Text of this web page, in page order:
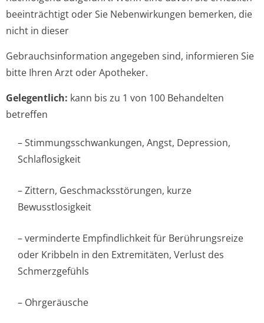
beeinträchtigt oder Sie Nebenwirkungen bemerken, die
nicht in dieser
Gebrauchsinfor­mation angegeben sind, informieren Sie
bitte Ihren Arzt oder Apotheker.
Gelegentlich: kann bis zu 1 von 100 Behandelten
betreffen
– Stimmungsschwan­kungen, Angst, Depression,
Schlaflosigkeit
– Zittern, Geschmacksstörun­gen, kurze
Bewusstlosigkeit
– verminderte Empfindlichkeit für Berührungsreize
oder Kribbeln in den Extremitäten, Verlust des
Schmerzgefühls
– Ohrgeräusche